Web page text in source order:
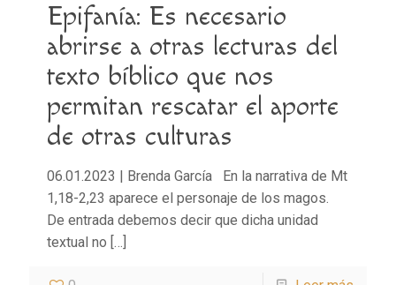
Epifanía: Es necesario
abrirse a otras lecturas del
texto bíblico que nos
permitan rescatar el aporte
de otras culturas
06.01.2023 | Brenda García En la narrativa de Mt
1,18-2,23 aparece el personaje de los magos.
De entrada debemos decir que dicha unidad
textual no […]